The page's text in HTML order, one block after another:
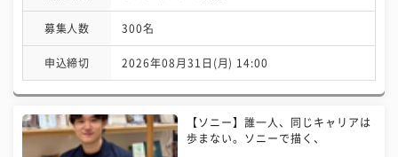
募集人数 300名
申込締切 2026年08月31日(月) 14:00
【ソニー】誰一人、同じキャリアは
歩まない。ソニーで描く、